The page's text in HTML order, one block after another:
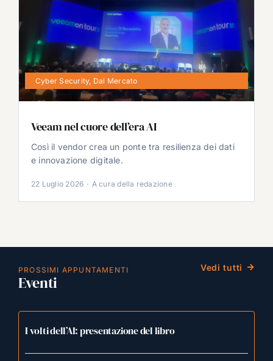
Cyber Security, Dal Mercato
Veeam nel cuore dell’era AI
Così il vendor crea un ponte tra resilienza dei dati
e innovazione digitale.
22 Luglio 2026 · A cura della redazione
PROSSIMI APPUNTAMENTI
Eventi
Vedi tutti
I volti dell’AI: presentazione del libro